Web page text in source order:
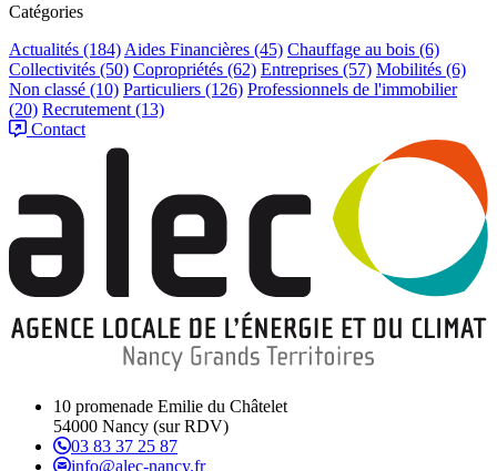
Catégories
Actualités (184) Aides Financières (45) Chauffage au bois (6)
Collectivités (50) Copropriétés (62) Entreprises (57) Mobilités (6)
Non classé (10) Particuliers (126) Professionnels de l'immobilier
(20) Recrutement (13)
Contact
10 promenade Emilie du Châtelet
54000 Nancy (sur RDV)
03 83 37 25 87
info@alec-nancy.fr